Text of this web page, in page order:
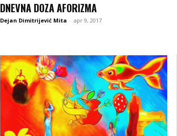
DNEVNA DOZA AFORIZMA
Dejan Dimitrijević Mita - apr 9, 2017